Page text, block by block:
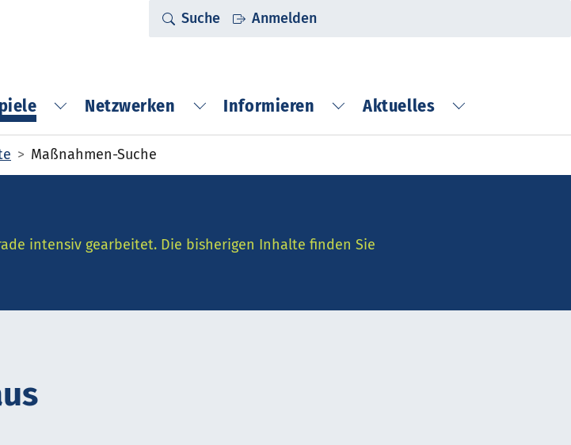
Plattform"
Submenu for "Praxisbeispiele"
Netzwerken Submenu for "Netzwerken"
Informieren Submenu for "Informieren"
Aktuelles Submenu for
Suche Anmelden
Maßnahmen-Suche
intensiv gearbeitet. Die bisherigen Inhalte finden Sie